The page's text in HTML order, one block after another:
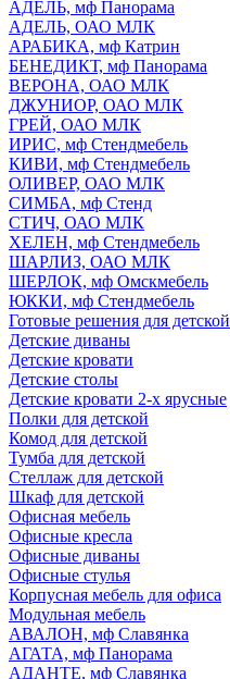
АДЕЛЬ, мф Панорама
АДЕЛЬ, ОАО МЛК
АРАБИКА, мф Катрин
БЕНЕДИКТ, мф Панорама
ВЕРОНА, ОАО МЛК
ДЖУНИОР, ОАО МЛК
ГРЕЙ, ОАО МЛК
ИРИС, мф Стендмебель
КИВИ, мф Стендмебель
ОЛИВЕР, ОАО МЛК
СИМБА, мф Стенд
СТИЧ, ОАО МЛК
ХЕЛЕН, мф Стендмебель
ШАРЛИЗ, ОАО МЛК
ШЕРЛОК, мф Омскмебель
ЮККИ, мф Стендмебель
Готовые решения для детской
Детские диваны
Детские кровати
Детские столы
Детские кровати 2-х ярусные
Полки для детской
Комод для детской
Тумба для детской
Стеллаж для детской
Шкаф для детской
Офисная мебель
Офисные кресла
Офисные диваны
Офисные стулья
Корпусная мебель для офиса
Модульная мебель
АВАЛОН, мф Славянка
АГАТА, мф Панорама
АДАНТЕ, мф Славянка